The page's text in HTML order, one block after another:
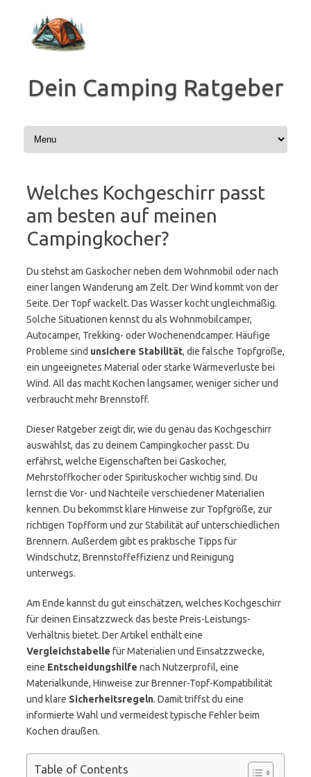
springen
Dein Camping Ratgeber
Welches Kochgeschirr passt
am besten auf meinen
Campingkocher?
Du stehst am Gaskocher neben dem Wohnmobil oder nach
einer langen Wanderung am Zelt. Der Wind kommt von der
Seite. Der Topf wackelt. Das Wasser kocht ungleichmäßig.
Solche Situationen kennst du als Wohnmobilcamper,
Autocamper, Trekking- oder Wochenendcamper. Häufige
Probleme sind unsichere Stabilität, die falsche Topfgröße,
ein ungeeignetes Material oder starke Wärmeverluste bei
Wind. All das macht Kochen langsamer, weniger sicher und
verbraucht mehr Brennstoff.
Dieser Ratgeber zeigt dir, wie du genau das Kochgeschirr
auswählst, das zu deinem Campingkocher passt. Du
erfährst, welche Eigenschaften bei Gaskocher,
Mehrstoffkocher oder Spirituskocher wichtig sind. Du
lernst die Vor- und Nachteile verschiedener Materialien
kennen. Du bekommst klare Hinweise zur Topfgröße, zur
richtigen Topfform und zur Stabilität auf unterschiedlichen
Brennern. Außerdem gibt es praktische Tipps für
Windschutz, Brennstoffeffizienz und Reinigung
unterwegs.
Am Ende kannst du gut einschätzen, welches Kochgeschirr
für deinen Einsatzzweck das beste Preis-Leistungs-
Verhältnis bietet. Der Artikel enthält eine
Vergleichstabelle für Materialien und Einsatzzwecke,
eine Entscheidungshilfe nach Nutzerprofil, eine
Materialkunde, Hinweise zur Brenner-Topf-Kompatibilität
und klare Sicherheitsregeln. Damit triffst du eine
informierte Wahl und vermeidest typische Fehler beim
Kochen draußen.
Table of Contents